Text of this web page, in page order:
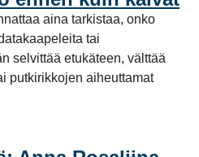
aina tarkistaa, onko
tai
selvittää etukäteen, välttää
putkirikkojen aiheuttamat